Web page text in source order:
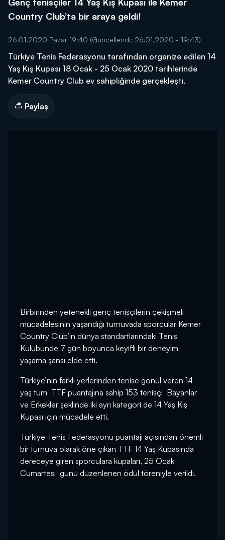
Country Club’ta bir araya geldi!
26.01.2020 Pazar 19:40 (Güncellendi: 26.01.2020 - 19:43)
Türkiye Tenis Federasyonu tarafından organize edilen 14
Yaş Kış Kupası 18 Ocak - 25 Ocak 2020 tarihlerinde
Kemer Country Club ev sahipliğinde gerçekleşti.
Paylaş
Birbirinden yetenekli genç tenisçilerin çekişmeli
mücadelesinin yaşandığı turnuvada sporcular Kemer
Country Club’ın dünya standartlarındaki Tenis
Kulübünde 7 gün boyunca keyifli bir deneyim
yaşama şansı elde etti.
Türkiye’nin farklı yerlerinden tenise gönül veren 14
yaş tüm TTF puantajına sahip 153 tenisçi Bayanlar
ve Erkekler şeklinde iki ayrı kategori de 14 Yaş Kış
Kupası için mücadele etti.
Türkiye Tenis Federasyonu puantajı açısından önemli
bir turnuva olarak öne çıkan TTF 14 Yaş Kupasında
dereceye giren sporculara kupaları, 25 Ocak
Cumartesi günü düzenlenen ödül töreniyle verildi.